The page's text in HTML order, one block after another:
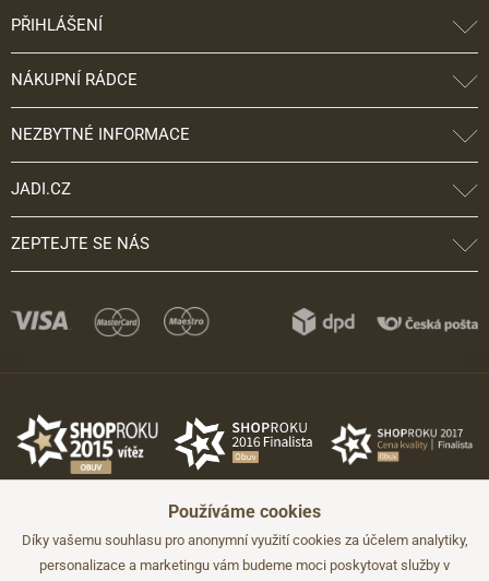
PŘIHLÁŠENÍ
NÁKUPNÍ RÁDCE
NEZBYTNÉ INFORMACE
JADI.CZ
ZEPTEJTE SE NÁS
Používáme cookies
Díky vašemu souhlasu pro anonymní využití cookies za účelem analytiky,
personalizace a marketingu vám budeme moci poskytovat služby v